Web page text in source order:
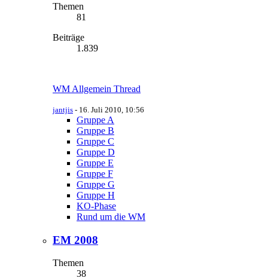
Themen
81
Beiträge
1.839
WM Allgemein Thread
jantjis - 16. Juli 2010, 10:56
Gruppe A
Gruppe B
Gruppe C
Gruppe D
Gruppe E
Gruppe F
Gruppe G
Gruppe H
KO-Phase
Rund um die WM
EM 2008
Themen
38